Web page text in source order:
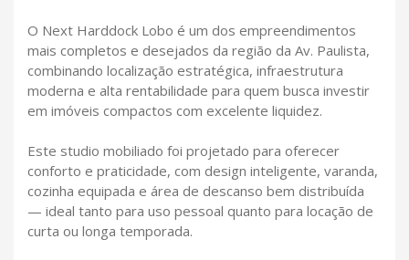
O Next Harddock Lobo é um dos empreendimentos
mais completos e desejados da região da Av. Paulista,
combinando localização estratégica, infraestrutura
moderna e alta rentabilidade para quem busca investir
em imóveis compactos com excelente liquidez.
Este studio mobiliado foi projetado para oferecer
conforto e praticidade, com design inteligente, varanda,
cozinha equipada e área de descanso bem distribuída
— ideal tanto para uso pessoal quanto para locação de
curta ou longa temporada.